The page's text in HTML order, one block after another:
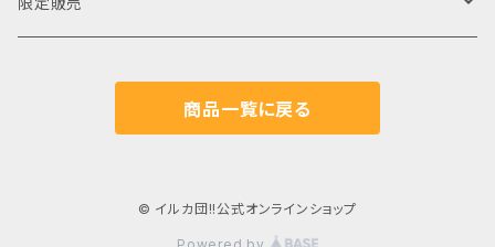
クラウドファンディング
商品一覧に戻る
© イルカ団!!公式オンラインショップ